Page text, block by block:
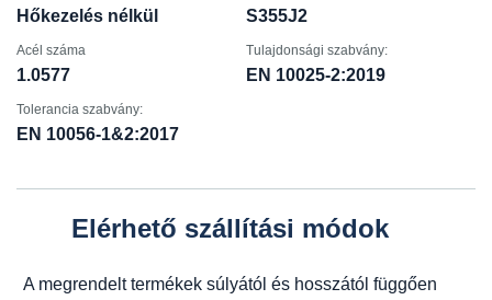
Hőkezelés nélkül S355J2
Acél száma
1.0577
Tulajdonsági szabvány:
EN 10025-2:2019
Tolerancia szabvány:
EN 10056-1&2:2017
Elérhető szállítási módok
A megrendelt termékek súlyától és hosszától függően